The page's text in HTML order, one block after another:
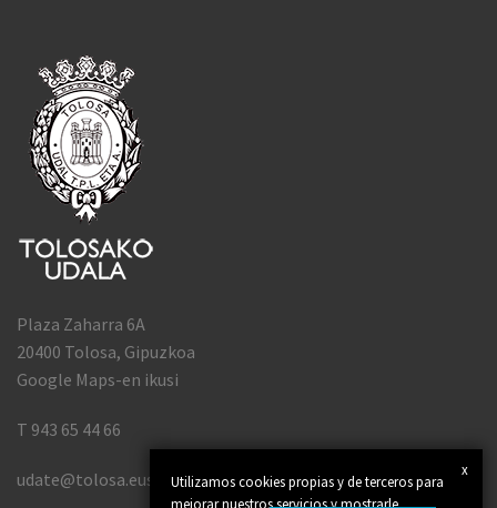
x
Utilizamos cookies propias y de terceros para
mejorar nuestros servicios y mostrarle
Plaza Zaharra 6A
20400 Tolosa, Gipuzkoa
Google Maps-en ikusi
T 943 65 44 66
udate@tolosa.eus